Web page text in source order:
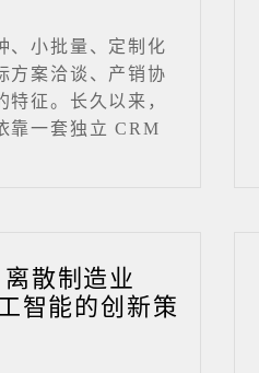
、小批量、定制化
方案洽谈、产销协
特征。长久以来，
靠一套独立 CRM
散制造业
智能的创新策